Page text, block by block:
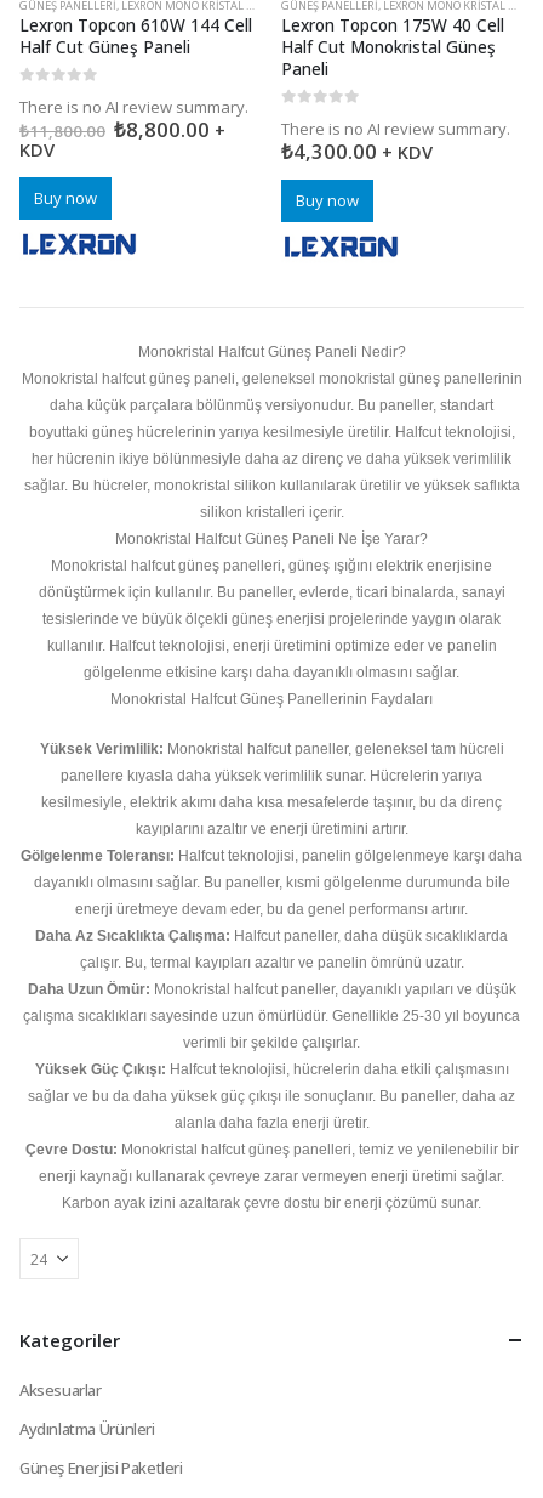
GÜNEŞ PANELLERI, LEXRON MONO KRISTAL HALFCUT GÜNEŞ PANELI
Lexron Topcon 610W 144 Cell
Half Cut Güneş Paneli
There is no AI review summary.
₺11,800.00 ₺8,800.00 +
KDV
Buy now
GÜNEŞ PANELLERI, LEXRON MONO KRISTAL HALFCUT GÜNEŞ PANELI
Lexron Topcon 175W 40 Cell
Half Cut Monokristal Güneş
Paneli
There is no AI review summary.
₺4,300.00 + KDV
Buy now
Monokristal Halfcut Güneş Paneli Nedir?
Monokristal halfcut güneş paneli, geleneksel monokristal güneş panellerinin
daha küçük parçalara bölünmüş versiyonudur. Bu paneller, standart
boyuttaki güneş hücrelerinin yarıya kesilmesiyle üretilir. Halfcut teknolojisi,
her hücrenin ikiye bölünmesiyle daha az direnç ve daha yüksek verimlilik
sağlar. Bu hücreler, monokristal silikon kullanılarak üretilir ve yüksek saflıkta
silikon kristalleri içerir.
Monokristal Halfcut Güneş Paneli Ne İşe Yarar?
Monokristal halfcut güneş panelleri, güneş ışığını elektrik enerjisine
dönüştürmek için kullanılır. Bu paneller, evlerde, ticari binalarda, sanayi
tesislerinde ve büyük ölçekli güneş enerjisi projelerinde yaygın olarak
kullanılır. Halfcut teknolojisi, enerji üretimini optimize eder ve panelin
gölgelenme etkisine karşı daha dayanıklı olmasını sağlar.
Monokristal Halfcut Güneş Panellerinin Faydaları
Yüksek Verimlilik: Monokristal halfcut paneller, geleneksel tam hücreli
panellere kıyasla daha yüksek verimlilik sunar. Hücrelerin yarıya
kesilmesiyle, elektrik akımı daha kısa mesafelerde taşınır, bu da direnç
kayıplarını azaltır ve enerji üretimini artırır.
Gölgelenme Toleransı: Halfcut teknolojisi, panelin gölgelenmeye karşı daha
dayanıklı olmasını sağlar. Bu paneller, kısmi gölgelenme durumunda bile
enerji üretmeye devam eder, bu da genel performansı artırır.
Daha Az Sıcaklıkta Çalışma: Halfcut paneller, daha düşük sıcaklıklarda
çalışır. Bu, termal kayıpları azaltır ve panelin ömrünü uzatır.
Daha Uzun Ömür: Monokristal halfcut paneller, dayanıklı yapıları ve düşük
çalışma sıcaklıkları sayesinde uzun ömürlüdür. Genellikle 25-30 yıl boyunca
verimli bir şekilde çalışırlar.
Yüksek Güç Çıkışı: Halfcut teknolojisi, hücrelerin daha etkili çalışmasını
sağlar ve bu da daha yüksek güç çıkışı ile sonuçlanır. Bu paneller, daha az
alanla daha fazla enerji üretir.
Çevre Dostu: Monokristal halfcut güneş panelleri, temiz ve yenilenebilir bir
enerji kaynağı kullanarak çevreye zarar vermeyen enerji üretimi sağlar.
Karbon ayak izini azaltarak çevre dostu bir enerji çözümü sunar.
Kategoriler
Aksesuarlar
Aydınlatma Ürünleri
Güneş Enerjisi Paketleri